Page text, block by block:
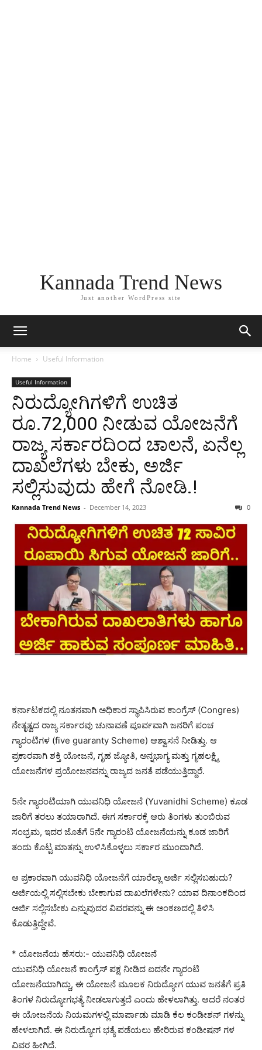
Kannada Trend News
Just another WordPress site
Home Useful Information
Useful Information
ನಿರುದ್ಯೋಗಿಗಳಿಗೆ ಉಚಿತ
ರೂ.72,000 ನೀಡುವ ಯೋಜನೆಗೆ
ರಾಜ್ಯ ಸರ್ಕಾರದಿಂದ ಚಾಲನೆ, ಏನೆಲ್ಲ
ದಾಖಲೆಗಳು ಬೇಕು, ಅರ್ಜಿ
ಸಲ್ಲಿಸುವುದು ಹೇಗೆ ನೋಡಿ.!
Kannada Trend News - December 14, 2023 0
ಕರ್ನಾಟಕದಲ್ಲಿ ನೂತನವಾಗಿ ಅಧಿಕಾರ ಸ್ಥಾಪಿಸಿರುವ ಕಾಂಗ್ರೆಸ್ (Congres)
ನೇತೃತ್ವದ ರಾಜ್ಯ ಸರ್ಕಾರವು ಚುನಾವಣೆ ಪೂರ್ವವಾಗಿ ಜನರಿಗೆ ಪಂಚ
ಗ್ಯಾರಂಟಿಗಳ (five guaranty Scheme) ಆಶ್ವಾಸನೆ ನೀಡಿತ್ತು. ಆ
ಪ್ರಕಾರವಾಗಿ ಶಕ್ತಿ ಯೋಜನೆ, ಗೃಹ ಜ್ಯೋತಿ, ಅನ್ನಭಾಗ್ಯ ಮತ್ತು ಗೃಹಲಕ್ಷ್ಮಿ
ಯೋಜನೆಗಳ ಪ್ರಯೋಜನವನ್ನು ರಾಜ್ಯದ ಜನತೆ ಪಡೆಯುತ್ತಿದ್ದಾರೆ.
5ನೇ ಗ್ಯಾರಂಟಿಯಾಗಿ ಯುವನಿಧಿ ಯೋಜನೆ (Yuvanidhi Scheme) ಕೂಡ
ಜಾರಿಗೆ ತರಲು ತಯಾರಾಗಿದೆ. ಈಗ ಸರ್ಕಾರಕ್ಕೆ ಆರು ತಿಂಗಳು ತುಂಬಿರುವ
ಸಂಭ್ರಮ, ಇದರ ಜೊತೆಗೆ 5ನೇ ಗ್ಯಾರಂಟಿ ಯೋಜನೆಯನ್ನು ಕೂಡ ಜಾರಿಗೆ
ತಂದು ಕೊಟ್ಟ ಮಾತನ್ನು ಉಳಿಸಿಕೊಳ್ಳಲು ಸರ್ಕಾರ ಮುಂದಾಗಿದೆ.
ಆ ಪ್ರಕಾರವಾಗಿ ಯುವನಿಧಿ ಯೋಜನೆಗೆ ಯಾರೆಲ್ಲಾ ಅರ್ಜಿ ಸಲ್ಲಿಸಬಹುದು?
ಅರ್ಜಿಯಲ್ಲಿ ಸಲ್ಲಿಸಬೇಕು ಬೇಕಾಗುವ ದಾಖಲೆಗಳೇನು? ಯಾವ ದಿನಾಂಕದಿಂದ
ಅರ್ಜಿ ಸಲ್ಲಿಸಬೇಕು ಎನ್ನುವುದರ ವಿವರವನ್ನು ಈ ಅಂಕಣದಲ್ಲಿ ತಿಳಿಸಿ
ಕೊಡುತ್ತಿದ್ದೇವೆ.
* ಯೋಜನೆಯ ಹೆಸರು:- ಯುವನಿಧಿ ಯೋಜನೆ
ಯುವನಿಧಿ ಯೋಜನೆ ಕಾಂಗ್ರೆಸ್ ಪಕ್ಷ ನೀಡಿದ ಐದನೇ ಗ್ಯಾರಂಟಿ
ಯೋಜನೆಯಾಗಿದ್ದು, ಈ ಯೋಜನೆ ಮೂಲಕ ನಿರುದ್ಯೋಗ ಯುವ ಜನತೆಗೆ ಪ್ರತಿ
ತಿಂಗಳ ನಿರುದ್ಯೋಗಭತ್ಯೆ ನೀಡಲಾಗುತ್ತದೆ ಎಂದು ಹೇಳಲಾಗಿತ್ತು. ಆದರೆ ನಂತರ
ಈ ಯೋಜನೆಯ ನಿಯಮಗಳಲ್ಲಿ ಮಾರ್ಪಾಡು ಮಾಡಿ ಕೆಲ ಕಂಡೀಶನ್ ಗಳನ್ನು
ಹೇಳಲಾಗಿದೆ. ಈ ನಿರುದ್ಯೋಗ ಭತ್ಯೆ ಪಡೆಯಲು ಹೇರಿರುವ ಕಂಡೀಷನ್ ಗಳ
‌ವಿವರ ಹೀಗಿದೆ.